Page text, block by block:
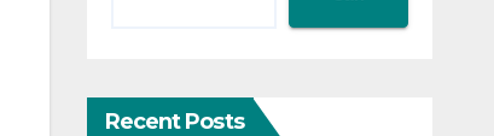
Recent Posts